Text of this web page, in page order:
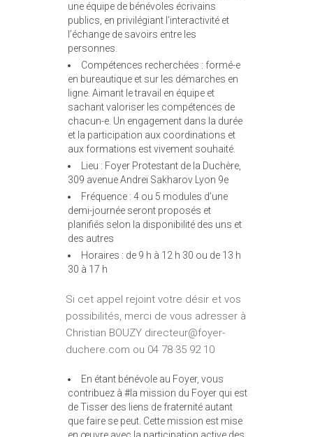
une équipe de bénévoles écrivains
publics, en privilégiant l’interactivité et
l’échange de savoirs entre les
personnes.
Compétences recherchées : formé-e
en bureautique et sur les démarches en
ligne. Aimant le travail en équipe et
sachant valoriser les compétences de
chacun-e. Un engagement dans la durée
et la participation aux coordinations et
aux formations est vivement souhaité.
Lieu : Foyer Protestant de la Duchère,
309 avenue Andreï Sakharov Lyon 9e
Fréquence : 4 ou 5 modules d’une
demi-journée seront proposés et
planifiés selon la disponibilité des uns et
des autres
Horaires : de 9 h à 12 h 30 ou de 13 h
30 à 17 h
Si cet appel rejoint votre désir et vos
possibilités, merci de vous adresser à
Christian BOUZY directeur@foyer-
duchere.com ou 04 78 35 92 10
En étant bénévole au Foyer, vous
contribuez à #la mission du Foyer qui est
de Tisser des liens de fraternité autant
que faire se peut. Cette mission est mise